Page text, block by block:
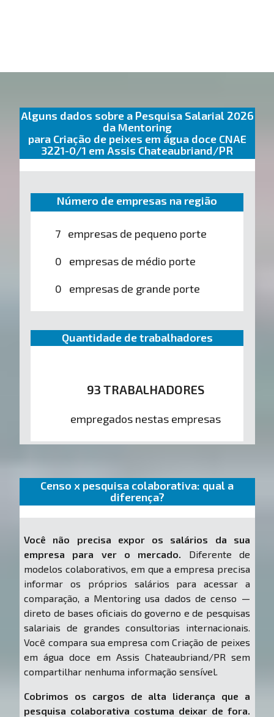
Alguns dados sobre a Pesquisa Salarial 2026
da Mentoring
para Criação de peixes em água doce CNAE
3221-0/1 em Assis Chateaubriand/PR
Número de empresas na região
7 empresas de pequeno porte
0 empresas de médio porte
0 empresas de grande porte
Quantidade de trabalhadores
93 TRABALHADORES
empregados nestas empresas
Censo x pesquisa colaborativa: qual a
diferença?
Você não precisa expor os salários da sua
empresa para ver o mercado. Diferente de
modelos colaborativos, em que a empresa precisa
informar os próprios salários para acessar a
comparação, a Mentoring usa dados de censo —
direto de bases oficiais do governo e de pesquisas
salariais de grandes consultorias internacionais.
Você compara sua empresa com Criação de peixes
em água doce em Assis Chateaubriand/PR sem
compartilhar nenhuma informação sensível.
Cobrimos os cargos de alta liderança que a
pesquisa colaborativa costuma deixar de fora.